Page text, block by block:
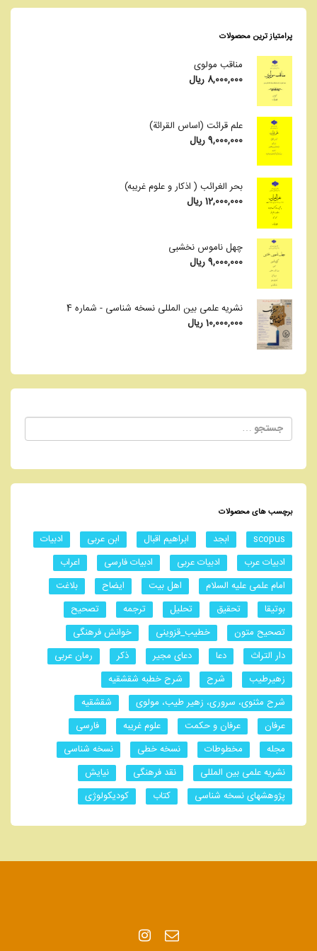
پرامتیاز ترین محصولات
مناقب مولوی
8,000,000 ریال
علم قرائت (اساس القرائة)
9,000,000ریال
بحر الغرائب ( اذکار و علوم غریبه)
12,000,000ریال
چهل ناموس نخشبی
9,000,000ریال
نشریه علمی بین المللی نسخه شناسی - شماره 4
10,000,000ریال
جستجو
برای:
برچسب های محصولات
scopus ابجد ابراهیم اقبال ابن عربی
ادبیات
ادبیات عرب
ادبیات عربی ادبیات فارسی
اعراب
امام علمی علیه السلام
اهل بیت ایضاح
بلاغت
بوتیقا
تحقیق تحلیل ترجمه
تصحیح
تصحیح متون
خطیب_قزوینی
خوانش فرهنگی
دار التراث
دعا دعای مجیر ذکر
رمان عربی
زهیرطیب
شرح
شرح خطبه شقشقیه
شرح مثنوی، سروری، زهیر طیب، مولوی
شقشقیه
عرفان
عرفان و حکمت علوم غریبه
فارسی
مجله
مخطوطات نسخه خطی
نسخه شناسی
نشریه علمی بین المللی
نقد فرهنگی
نیایش
پژوهشهای نسخه شناسی
کتاب کودیکولوژی